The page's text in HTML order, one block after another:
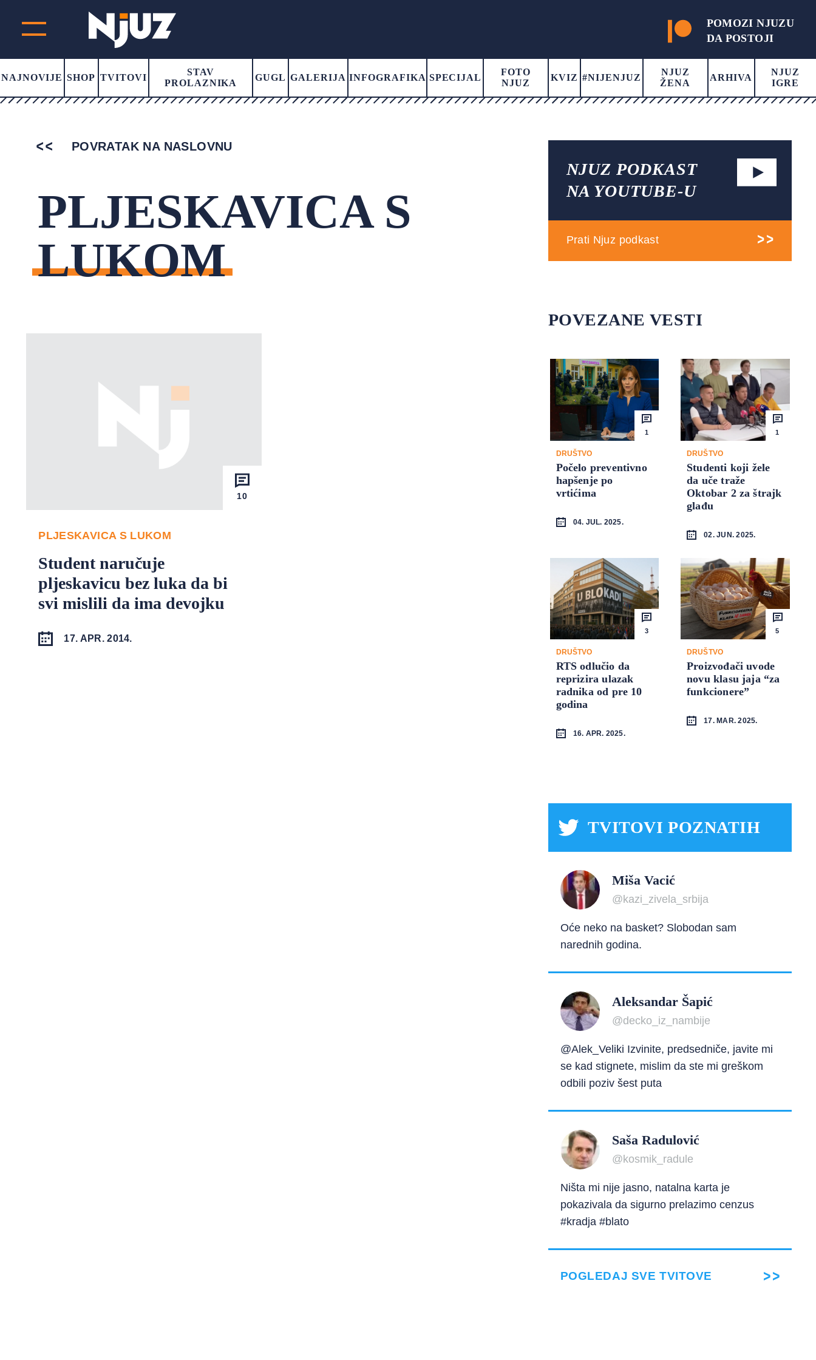
POMOZI NJUZU
DA POSTOJI
NAJNOVIJE SHOP TVITOVI
STAV
PROLAZNIKA
GUGL GALERIJA INFOGRAFIKA SPECIJAL
FOTO
NJUZ
KVIZ #NIJENJUZ
NJUZ
ŽENA
ARHIVA
NJUZ
IGRE
POVRATAK NA NASLOVNU
PLJESKAVICA S
LUKOM
10
PLJESKAVICA S LUKOM
Student naručuje
pljeskavicu bez luka da bi
svi mislili da ima devojku
17. APR. 2014.
NJUZ PODKAST
NA YOUTUBE-U
Prati Njuz podkast
POVEZANE VESTI
1
DRUŠTVO
Počelo preventivno
hapšenje po
vrtićima
04. JUL. 2025.
1
DRUŠTVO
Studenti koji žele
da uče traže
Oktobar 2 za štrajk
glađu
02. JUN. 2025.
3
DRUŠTVO
RTS odlučio da
reprizira ulazak
radnika od pre 10
godina
16. APR. 2025.
5
DRUŠTVO
Proizvođači uvode
novu klasu jaja “za
funkcionere”
17. MAR. 2025.
TVITOVI POZNATIH
Miša Vacić
@kazi_zivela_srbija
Oće neko na basket? Slobodan sam
narednih godina.
Aleksandar Šapić
@decko_iz_nambije
@Alek_Veliki Izvinite, predsedniče, javite mi
se kad stignete, mislim da ste mi greškom
odbili poziv šest puta
Saša Radulović
@kosmik_radule
Ništa mi nije jasno, natalna karta je
pokazivala da sigurno prelazimo cenzus
#kradja #blato
POGLEDAJ SVE TVITOVE